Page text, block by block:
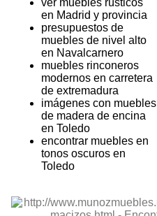
ver muebles rústicos
en Madrid y provincia
presupuestos de
muebles de nivel alto
en Navalcarnero
muebles rinconeros
modernos en carretera
de extremadura
imágenes con muebles
de madera de encina
en Toledo
encontrar muebles en
tonos oscuros en
Toledo